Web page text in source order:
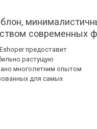
современных
предоставит
растущую
многолетним опытом
для самых